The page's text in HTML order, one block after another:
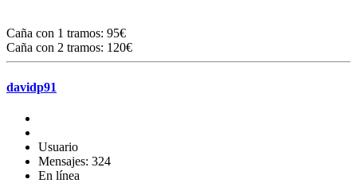
Caña con 1 tramos: 95€
Caña con 2 tramos: 120€
davidp91
Usuario
Mensajes: 324
En línea